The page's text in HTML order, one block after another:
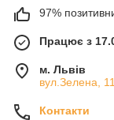
97%
Працює з
м. Львів
вул.Зелена,
Контакти